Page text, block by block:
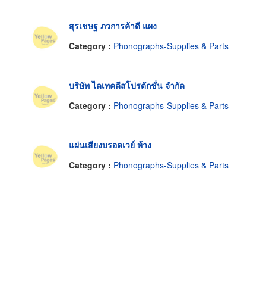
สุรเชษฐ ภวการค้าดี แผง
Category : Phonographs-Supplies & Parts
บริษัท ไดเทคดีสโปรดักชั่น จำกัด
Category : Phonographs-Supplies & Parts
แผ่นเสียงบรอดเวย์ ห้าง
Category : Phonographs-Supplies & Parts